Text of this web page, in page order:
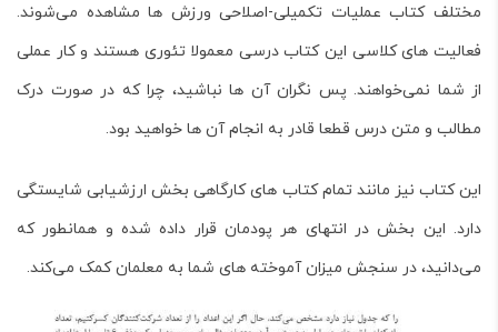
مختلف کتاب عملیات تکمیلی-اصلاحی ورزش هامشاهده می‌شوند.
فعالیت های کلاسی این کتاب درسی معمولا تئوری هستند و کار عملی
از شما نمی‌خواهند. پس نگران آن ها نباشید، چرا که در صورت درک
مطالب و متن درس قطعا قادر به انجام آن ها خواهید بود.
این کتاب نیز مانند تمام کتاب های کارگاهی بخش ارزشیابی شایستگی
دارد. این بخش در انتهای هر پودمان قرار داده شده و همانطور که
می‌دانید، در سنجش میزان آموخته های شما به معلمان کمک می‌کند.